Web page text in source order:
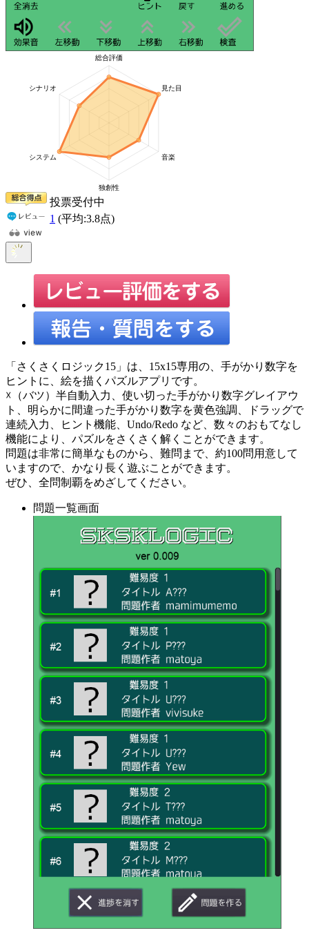
投票受付中
1 (平均:3.8点)
「さくさくロジック15」は、15x15専用の、手がかり数字を
ヒントに、絵を描くパズルアプリです。
☓（バツ）半自動入力、使い切った手がかり数字グレイアウ
ト、明らかに間違った手がかり数字を黄色強調、ドラッグで
連続入力、ヒント機能、Undo/Redo など、数々のおもてなし
機能により、パズルをさくさく解くことができます。
問題は非常に簡単なものから、難問まで、約100問用意して
いますので、かなり長く遊ぶことができます。
ぜひ、全問制覇をめざしてください。
問題一覧画面